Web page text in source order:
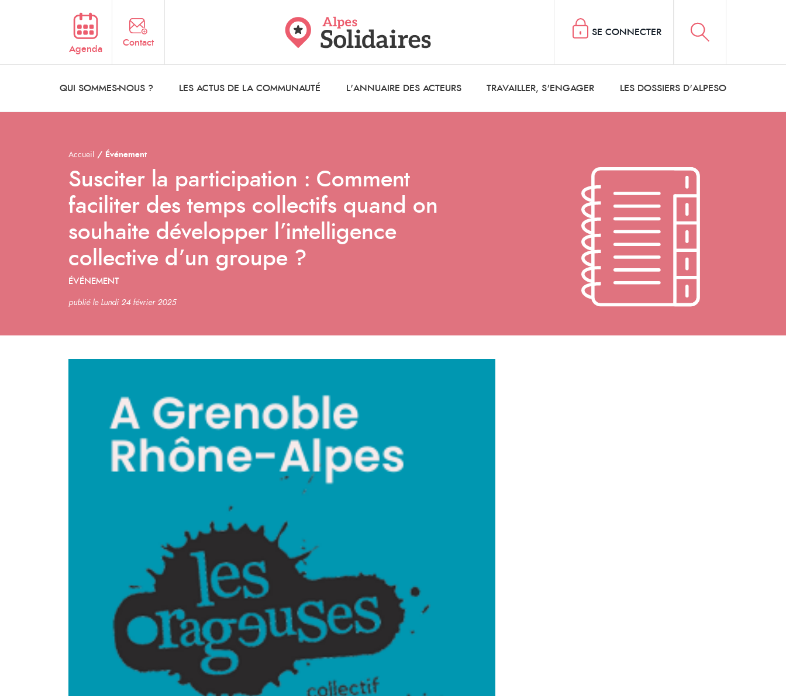
Agenda
Contact
QUI SOMMES-NOUS ? LES ACTUS DE LA COMMUNAUTÉ L'ANNUAIRE DES ACTEURS TRAVAILLER, S'ENGAGER LES DOSSIERS D'ALPESO
SE CONNECTER
Accueil Événement
Susciter la participation : Comment
faciliter des temps collectifs quand on
souhaite développer l’intelligence
collective d’un groupe ?
ÉVÉNEMENT
publié le Lundi 24 février 2025